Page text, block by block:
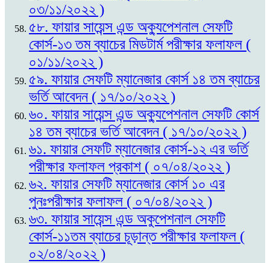
০৩/১১/২০২২ )
৫৮. ফায়ার সায়েন্স এন্ড অক্যুপেশনাল সেফটি
কোর্স-১৩ তম ব্যাচের মিডটার্ম পরীক্ষার ফলাফল (
০১/১১/২০২২ )
৫৯. ফায়ার সেফটি ম্যানেজার কোর্স ১৪ তম ব্যাচের
ভর্তি আবেদন ( ১৭/১০/২০২২ )
৬০. ফায়ার সায়েন্স এন্ড অক্যুপেশনাল সেফটি কোর্স
১৪ তম ব্যাচের ভর্তি আবেদন ( ১৭/১০/২০২২ )
৬১. ফায়ার সেফটি ম্যানেজার কোর্স-১২ এর ভর্তি
পরীক্ষার ফলাফল প্রকাশ ( ০৭/০৪/২০২২ )
৬২. ফায়ার সেফটি ম্যানেজার কোর্স ১০ এর
পুনঃপরীক্ষার ফলাফল ( ০৭/০৪/২০২২ )
৬৩. ফায়ার সায়েন্স এন্ড অকুপেশনাল সেফটি
কোর্স-১১তম ব্যাচের চূড়ান্ত পরীক্ষার ফলাফল (
০২/০৪/২০২২ )